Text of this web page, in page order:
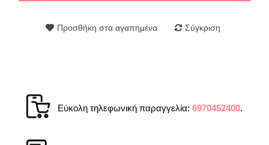
Προσθήκη στα αγαπημένα Σύγκριση
Εύκολη τηλεφωνική παραγγελία: 6970452400.